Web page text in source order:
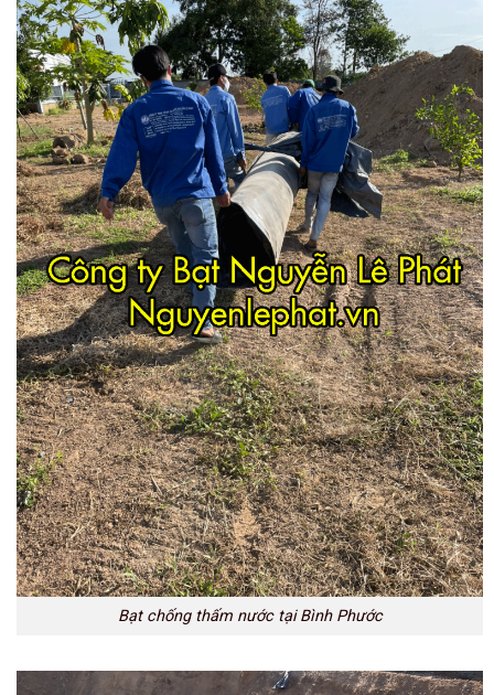
Bạt chống thấm nước tại Bình Phước